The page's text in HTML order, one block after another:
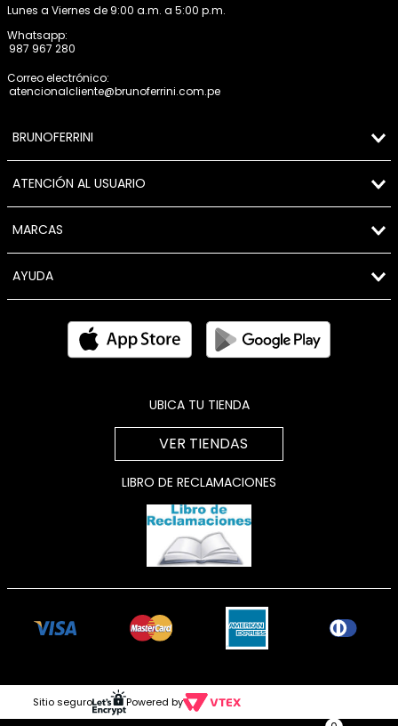
Lunes a Viernes de 9:00 a.m. a 5:00 p.m.
Whatsapp:
987 967 280
Correo electrónico:
atencionalcliente@brunoferrini.com.pe
BRUNOFERRINI
ATENCIÓN AL USUARIO
MARCAS
AYUDA
UBICA TU TIENDA
VER TIENDAS
LIBRO DE RECLAMACIONES
Sitio seguro Powered by